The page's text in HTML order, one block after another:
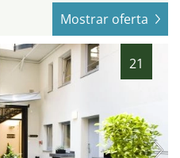
Mostrar oferta
21